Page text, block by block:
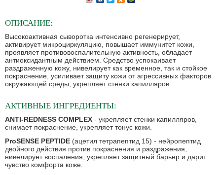
ОПИСАНИЕ:
Высокоактивная сыворотка интенсивно регенерирует,
активирует микроциркуляцию, повышает иммунитет кожи,
проявляет противовоспалительную активность, обладает
антиоксидантным действием. Средство успокаивает
раздраженную кожу, нивелирует как временное, так и стойкое
покраснение, усиливает защиту кожи от агрессивных факторов
окружающей среды, укрепляет стенки капилляров.
АКТИВНЫЕ ИНГРЕДИЕНТЫ:
ANTI-REDNESS COMPLEX - укрепляет стенки капилляров,
снимает покраснение, укрепляет тонус кожи.
ProSENSE PEPTIDE (ацетил тетрапептид 15) - нейропептид
двойного действия против покраснения и раздражения,
нивелирует воспаления, укрепляет защитный барьер и дарит
чувство комфорта коже.